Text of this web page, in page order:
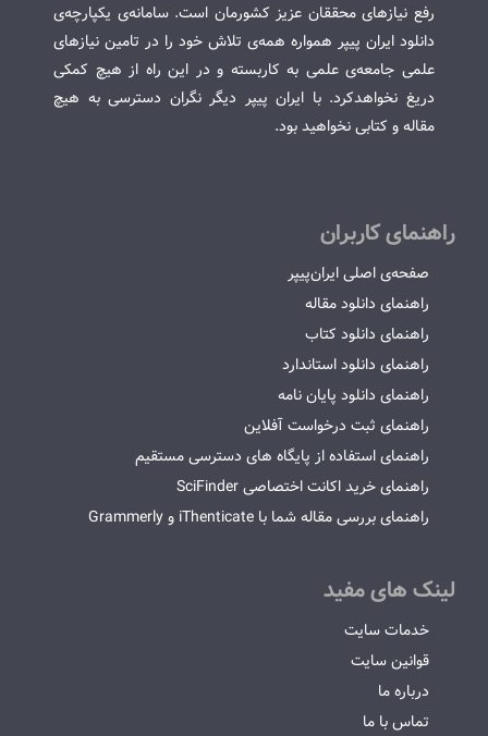
رفع نیازهای محققان عزیز کشورمان است. سامانه‌ی یکپارچه‌ی
دانلود ایران پیپر همواره همه‌ی تلاش خود را در تامین نیازهای
علمی جامعه‌ی علمی به کاربسته و در این راه از هیچ کمکی
دریغ نخواهدکرد. با ایران پیپر دیگر نگران دسترسی به هیچ
مقاله و کتابی نخواهید بود.
راهنمای کاربران
صفحه‌ی اصلی ایران‌پیپر
راهنمای دانلود مقاله
راهنمای دانلود کتاب
راهنمای دانلود استاندارد
راهنمای دانلود پایان نامه
راهنمای ثبت درخواست آفلاین
راهنمای استفاده از پایگاه های دسترسی مستقیم
راهنمای خرید اکانت اختصاصی SciFinder
راهنمای بررسی مقاله شما با iThenticate و Grammerly
لینک های مفید
خدمات سایت
قوانین سایت
درباره ما
تماس با ما